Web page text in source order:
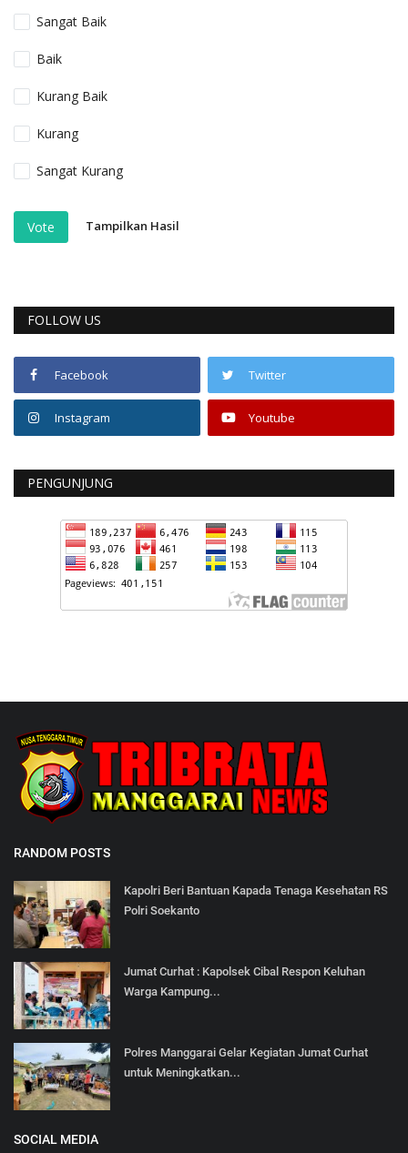
Sangat Baik
Baik
Kurang Baik
Kurang
Sangat Kurang
Vote Tampilkan Hasil
FOLLOW US
Facebook Twitter
Instagram Youtube
PENGUNJUNG
RANDOM POSTS
Kapolri Beri Bantuan Kapada Tenaga Kesehatan RS
Polri Soekanto
Jumat Curhat : Kapolsek Cibal Respon Keluhan
Warga Kampung...
Polres Manggarai Gelar Kegiatan Jumat Curhat
untuk Meningkatkan...
SOCIAL MEDIA